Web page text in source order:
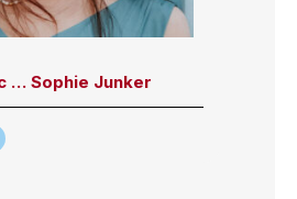
… Sophie Junker